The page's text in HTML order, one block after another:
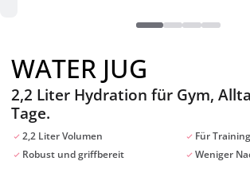
WATER JUG
2,2 Liter Hydration für Gym,
Tage.
2,2 Liter Volumen
Für
Robust und griffbereit
Weniger